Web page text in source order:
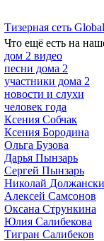
Тизерная сеть
Что ещё есть на
дом 2 видео
песни дома 2
участники дома 2
новости и слухи
человек года
Ксения Собчак
Ксения Бородина
Ольга Бузова
Дарья Пынзарь
Сергей Пынзарь
Николай
Алексей Самсонов
Оксана Стрункина
Юлия Салибекова
Тигран Салибеков